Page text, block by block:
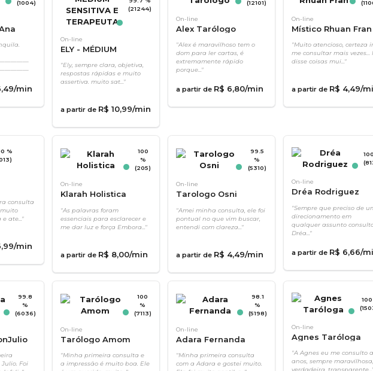
(1004)
,49/min
(21244)
On-line
ELY - MÉDIUM
TERAPEUTA
"Ely, sempre clara, objetiva,
respostas rápidas e muito
assertiva. muito sat..."
a partir de R$ 10,99/min
(12101)
On-line
Alex Tarólogo
"Alex é maravilhoso tem o
dom para ler cartas, é
extremamente rápido
porque..."
a partir de R$ 6,80/min
On-line
Místico Rhuan Fran
"Muito atencioso, certeza
me consultar mais vezes…
disse coisas mui..."
a partir de R$ 4,49/
%
consulta
muito
ate..."
,99/min
100
%
(205)
On-line
Klarah Holistica
"As palavras foram
essenciais para esclarecer e
me dar luz e força Embora..."
a partir de R$ 8,00/min
99.5
%
(5310)
On-line
Tarologo Osni
"Amei minha consulta, ele foi
pontual no que vim buscar,
entendi com clareza..."
a partir de R$ 4,49/min
On-line
Dréa Rodriguez
"Sempre que preciso de
direcionamento em
qualquer assunto
Dréa..."
a partir de R$ 6,66/
99.8
%
(6036)
Foi
100
%
(7113)
On-line
Tarólogo Amom
"Minha primeira consulta e
a impressão é muito boa. Ele
98.1
%
(5198)
On-line
Adara Fernanda
"Minha primeira consulta
com a Adara e gostei muito.
On-line
Agnes Taróloga
"A Agnes eu me consulto a
anos, sempre maravilhosa,